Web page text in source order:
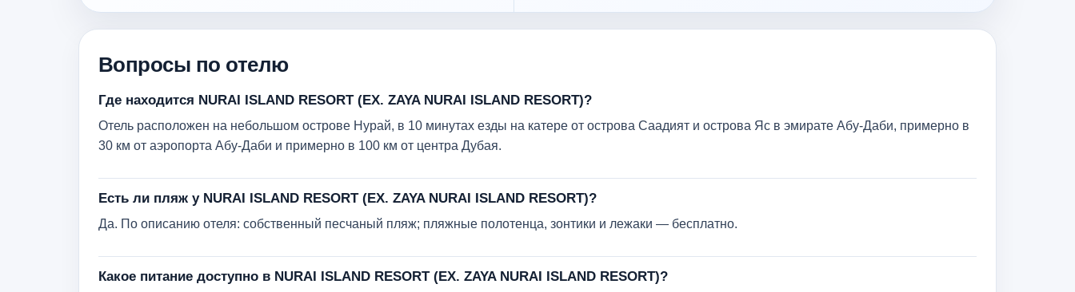
Вопросы по отелю
Где находится NURAI ISLAND RESORT (EX. ZAYA NURAI ISLAND RESORT)?
Отель расположен на небольшом острове Нурай, в 10 минутах езды на катере от острова Саадият и острова Яс в эмирате Абу-Даби, примерно в
30 км от аэропорта Абу-Даби и примерно в 100 км от центра Дубая.
Есть ли пляж у NURAI ISLAND RESORT (EX. ZAYA NURAI ISLAND RESORT)?
Да. По описанию отеля: собственный песчаный пляж; пляжные полотенца, зонтики и лежаки — бесплатно.
Какое питание доступно в NURAI ISLAND RESORT (EX. ZAYA NURAI ISLAND RESORT)?